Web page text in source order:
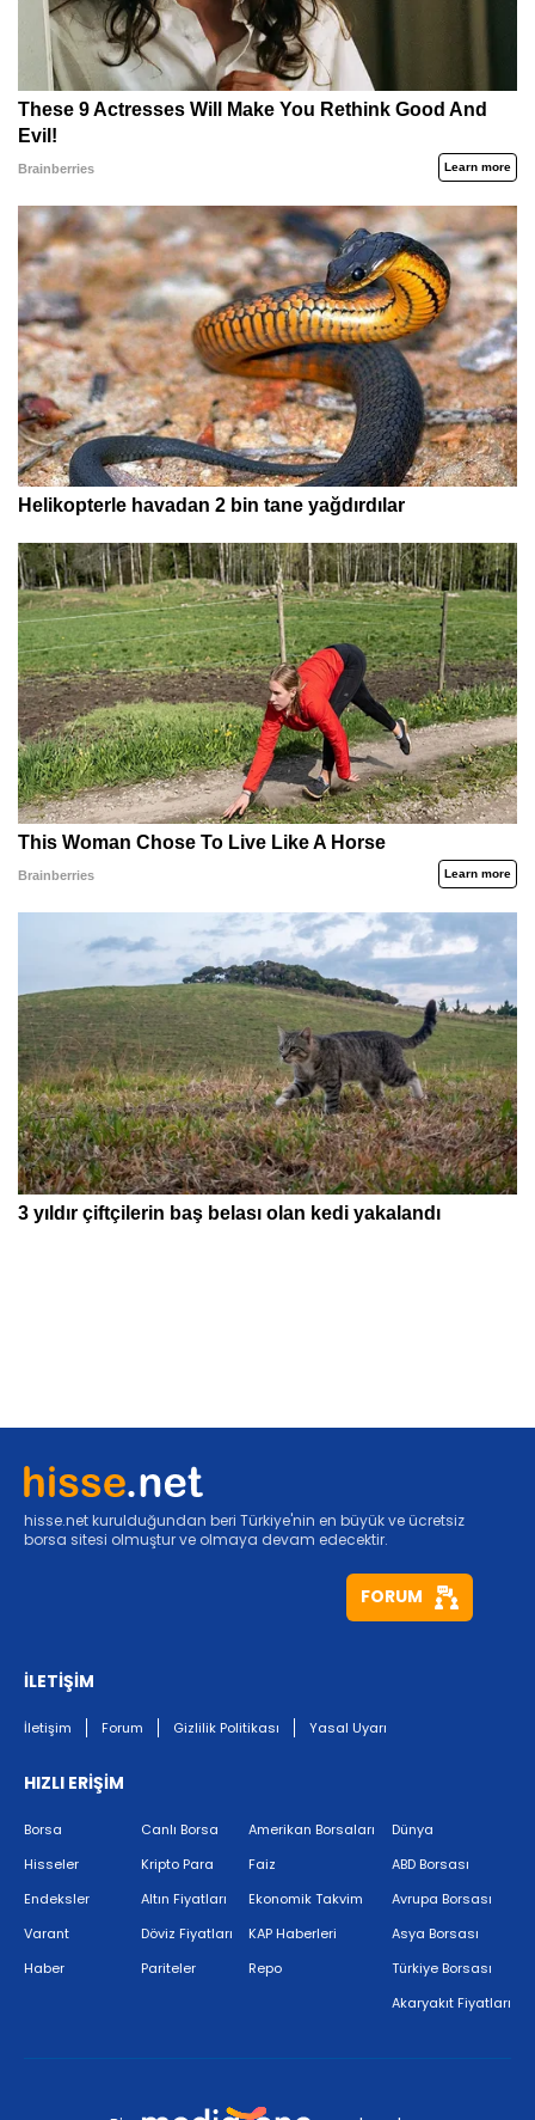
hisse.net kurulduğundan beri Türkiye'nin en büyük ve ücretsiz
borsa sitesi olmuştur ve olmaya devam edecektir.
FORUM
İLETİŞİM
İletişim Forum Gizlilik Politikası Yasal Uyarı
HIZLI ERİŞİM
Borsa
Hisseler
Endeksler
Varant
Haber
Canlı Borsa
Kripto Para
Altın Fiyatları
Döviz Fiyatları
Pariteler
Amerikan Borsaları
Faiz
Ekonomik Takvim
KAP Haberleri
Repo
Dünya
ABD Borsası
Avrupa Borsası
Asya Borsası
Türkiye Borsası
Akaryakıt Fiyatları